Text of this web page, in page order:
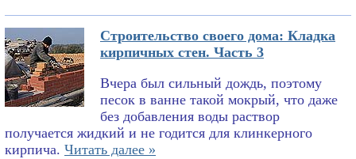
Строительство своего дома: Кладка
кирпичных стен. Часть 3
Вчера был сильный дождь, поэтому
песок в ванне такой мокрый, что даже
без добавления воды раствор
получается жидкий и не годится для клинкерного
кирпича. Читать далее »